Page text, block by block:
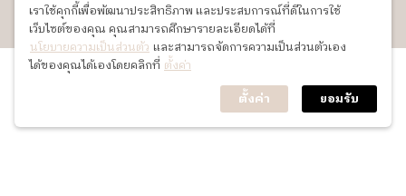
©2026 Biblio CO.,LTD All Rights Reserved.
เราใช้คุกกี้เพื่อพัฒนาประสิทธิภาพ และประสบการณ์ที่ดีในการใช้
เว็บไซต์ของคุณ คุณสามารถศึกษารายละเอียดได้ที่
นโยบายความเป็นส่วนตัว และสามารถจัดการความเป็นส่วนตัวเอง
ได้ของคุณได้เองโดยคลิกที่ ตั้งค่า
ตั้งค่า
ยอมรับ